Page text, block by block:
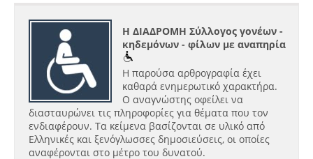
Η ΔΙΑΔΡΟΜΗ Σύλλογος γονέων -
κηδεμόνων - φίλων με αναπηρία
Η παρούσα αρθρογραφία έχει
καθαρά ενημερωτικό χαρακτήρα.
Ο αναγνώστης οφείλει να
διασταυρώνει τις πληροφορίες για θέματα που τον
ενδιαφέρουν. Τα κείμενα βασίζονται σε υλικό από
Ελληνικές και ξενόγλωσσες δημοσιεύσεις, οι οποίες
αναφέρονται στο μέτρο του δυνατού.